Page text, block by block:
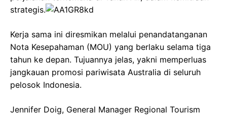
strategis.
Kerja sama ini diresmikan melalui penandatanganan
Nota Kesepahaman (MOU) yang berlaku selama tiga
tahun ke depan. Tujuannya jelas, yakni memperluas
jangkauan promosi pariwisata Australia di seluruh
pelosok Indonesia.
Jennifer Doig, General Manager Regional Tourism